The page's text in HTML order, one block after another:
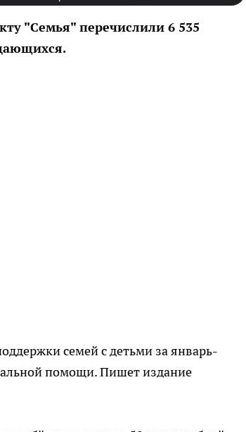
"Семья" перечислили 6 535
семей с детьми за январь-
помощи. Пишет издание